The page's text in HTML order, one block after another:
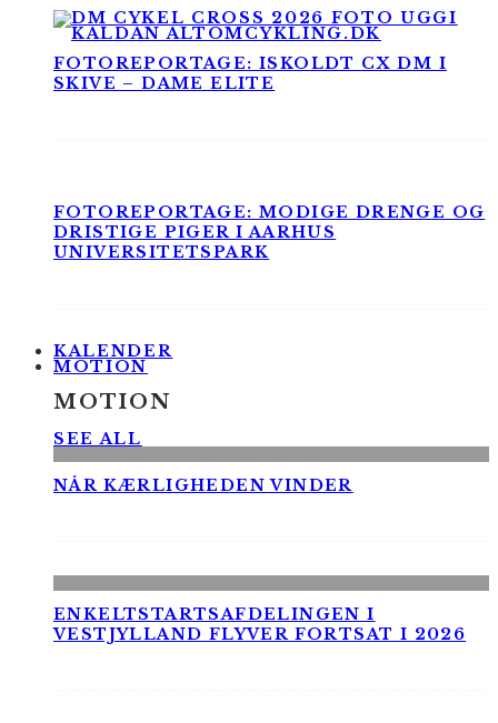
FOTOREPORTAGE: ISKOLDT CX DM I
SKIVE – DAME ELITE
FOTOREPORTAGE: MODIGE DRENGE OG
DRISTIGE PIGER I AARHUS
UNIVERSITETSPARK
KALENDER
MOTION
MOTION
SEE ALL
NÅR KÆRLIGHEDEN VINDER
ENKELTSTARTSAFDELINGEN I
VESTJYLLAND FLYVER FORTSAT I 2026